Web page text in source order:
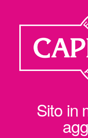
Sito in